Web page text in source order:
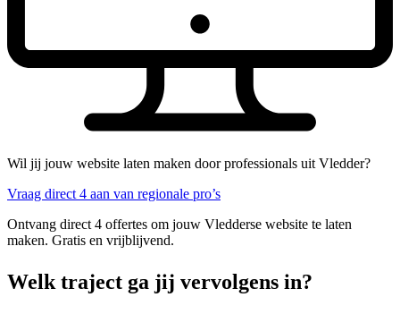
Wil jij jouw website laten maken door professionals uit Vledder?
Vraag direct 4 aan van regionale pro’s
Ontvang direct 4 offertes om jouw Vledderse website te laten
maken. Gratis en vrijblijvend.
Welk traject ga jij vervolgens in?